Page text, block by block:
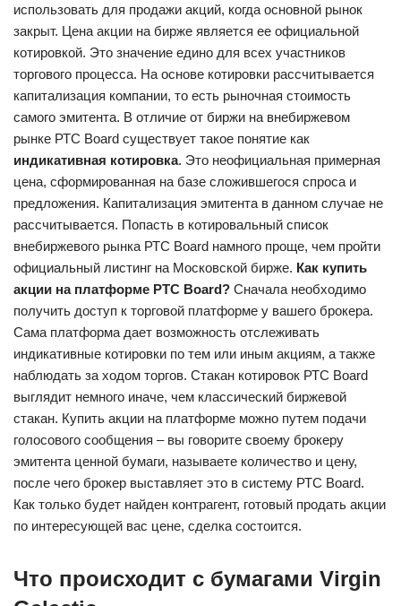
использовать для продажи акций, когда основной рынок
закрыт. Цена акции на бирже является ее официальной
котировкой. Это значение едино для всех участников
торгового процесса. На основе котировки рассчитывается
капитализация компании, то есть рыночная стоимость
самого эмитента. В отличие от биржи на внебиржевом
рынке РТС Board существует такое понятие как
индикативная котировка. Это неофициальная примерная
цена, сформированная на базе сложившегося спроса и
предложения. Капитализация эмитента в данном случае не
рассчитывается. Попасть в котировальный список
внебиржевого рынка РТС Board намного проще, чем пройти
официальный листинг на Московской бирже. Как купить
акции на платформе РТС Board? Сначала необходимо
получить доступ к торговой платформе у вашего брокера.
Сама платформа дает возможность отслеживать
индикативные котировки по тем или иным акциям, а также
наблюдать за ходом торгов. Стакан котировок РТС Board
выглядит немного иначе, чем классический биржевой
стакан. Купить акции на платформе можно путем подачи
голосового сообщения – вы говорите своему брокеру
эмитента ценной бумаги, называете количество и цену,
после чего брокер выставляет это в систему РТС Board.
Как только будет найден контрагент, готовый продать акции
по интересующей вас цене, сделка состоится.
Что происходит с бумагами Virgin